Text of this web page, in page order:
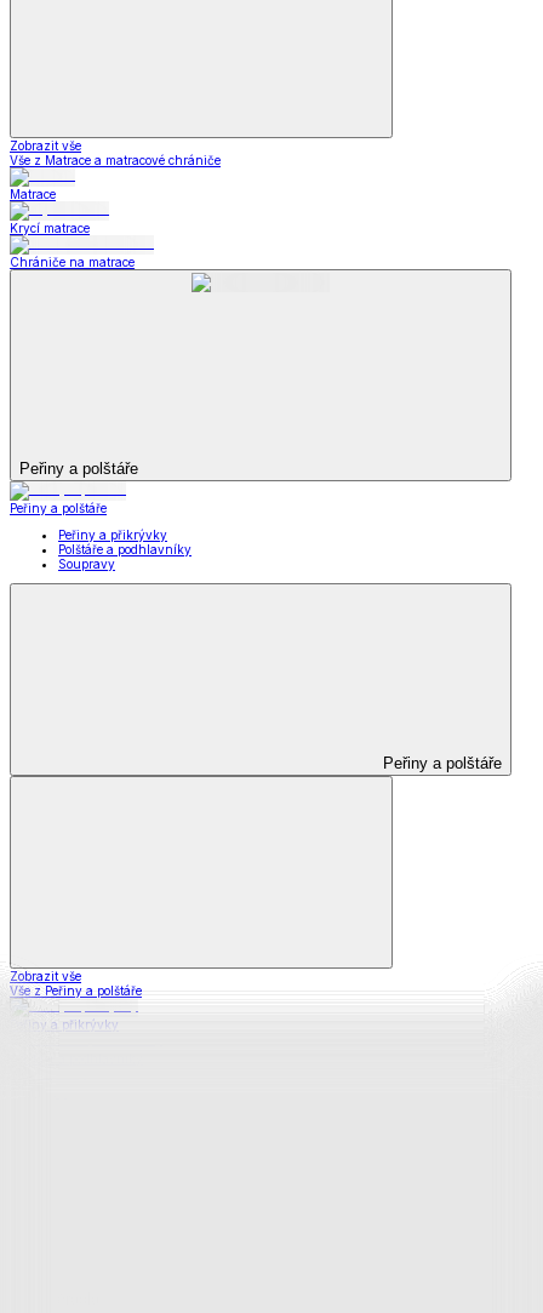
Zobrazit vše
Vše z Matrace a matracové chrániče
Matrace
Krycí matrace
Chrániče na matrace
Peřiny a polštáře
Peřiny a polštáře
Peřiny a přikrývky
Polštáře a podhlavníky
Soupravy
Peřiny a polštáře
Zobrazit vše
Vše z Peřiny a polštáře
Peřiny a přikrývky